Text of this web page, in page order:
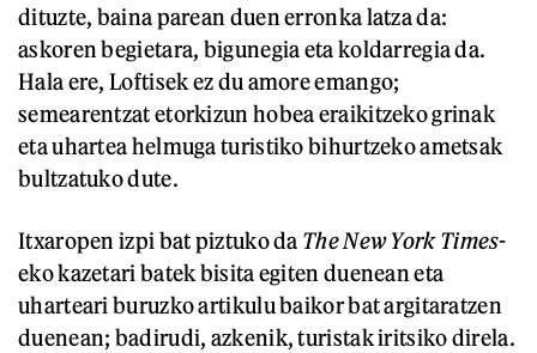
dituzte, baina parean duen erronka latza da:
askoren begietara, bigunegia eta koldarregia da.
Hala ere, Loftisek ez du amore emango;
semearentzat etorkizun hobea eraikitzeko grinak
eta uhartea helmuga turistiko bihurtzeko ametsak
bultzatuko dute.
Itxaropen izpi bat piztuko da The New York Times-
eko kazetari batek bisita egiten duenean eta
uharteari buruzko artikulu baikor bat argitaratzen
duenean; badirudi, azkenik, turistak iritsiko direla.